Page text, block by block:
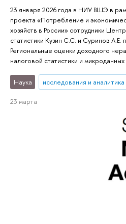
23 января 2026 года в НИУ ВШЭ в
проекта «Потребление и
хозяйств в России» сотрудники
статистики Кузин С.С. и Суринов
Региональные оценки доходного
налоговой статистики и
Наука исследования и аналитика
23 марта